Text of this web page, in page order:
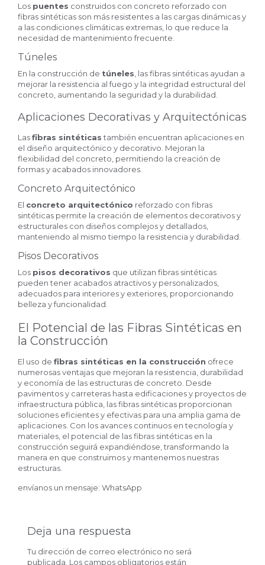
Los puentes construidos con concreto reforzado con
fibras sintéticas son más resistentes a las cargas dinámicas y
a las condiciones climáticas extremas, lo que reduce la
necesidad de mantenimiento frecuente.
Túneles
En la construcción de túneles , las fibras sintéticas ayudan a
mejorar la resistencia al fuego y la integridad estructural del
concreto, aumentando la seguridad y la durabilidad.
Aplicaciones Decorativas y Arquitectónicas
Lasfibras sintéticastambién encuentran aplicaciones en
el diseño arquitectónico y decorativo. Mejoran la
flexibilidad del concreto, permitiendo la creación de
formas y acabados innovadores.
Concreto Arquitectónico
El concreto arquitectónico reforzado con fibras
sintéticas permite la creación de elementos decorativos y
estructurales con diseños complejos y detallados,
manteniendo al mismo tiempo la resistencia y durabilidad.
Pisos Decorativos
Los pisos decorativos que utilizan fibras sintéticas
pueden tener acabados atractivos y personalizados,
adecuados para interiores y exteriores, proporcionando
belleza y funcionalidad.
El Potencial de las Fibras Sintéticas en
la Construcción
El uso de fibras sintéticas en la construcción ofrece
numerosas ventajas que mejoran la resistencia, durabilidad
y economía de las estructuras de concreto. Desde
pavimentos y carreteras hasta edificaciones y proyectos de
infraestructura pública, las fibras sintéticas proporcionan
soluciones eficientes y efectivas para una amplia gama de
aplicaciones. Con los avances continuos en tecnología y
materiales, el potencial de las fibras sintéticas en la
construcción seguirá expandiéndose, transformando la
manera en que construimos y mantenemos nuestras
estructuras.
envíanos un mensaje: WhatsApp
Deja una respuesta
Tu dirección de correo electrónico no será
publicada. Los campos obligatorios están